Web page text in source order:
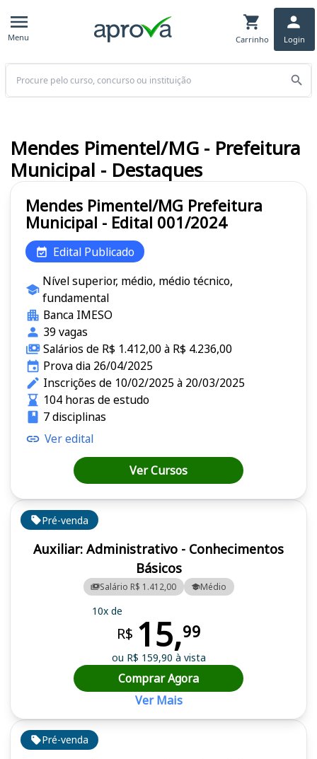
Menu Carrinho Login
Buscar
Pré-venda
Pré-venda
Auxiliar: Administrativo - Conhecimentos
Básicos
Salário R$ 1.412,00 Médio
10x de
R$ 15,99
ou R$ 159,90 à vista
Comprar Agora
Ver Mais
Mendes Pimentel/MG Prefeitura
Municipal - Edital 001/2024
Edital Publicado
Nível superior, médio, médio técnico,
fundamental
Banca IMESO
39 vagas
Salários de R$ 1.412,00 à R$ 4.236,00
Prova dia 26/04/2025
Inscrições de 10/02/2025 à 20/03/2025
104 horas de estudo
7 disciplinas
Ver edital
Ver Cursos
Mendes Pimentel/MG - Prefeitura
Municipal - Destaques